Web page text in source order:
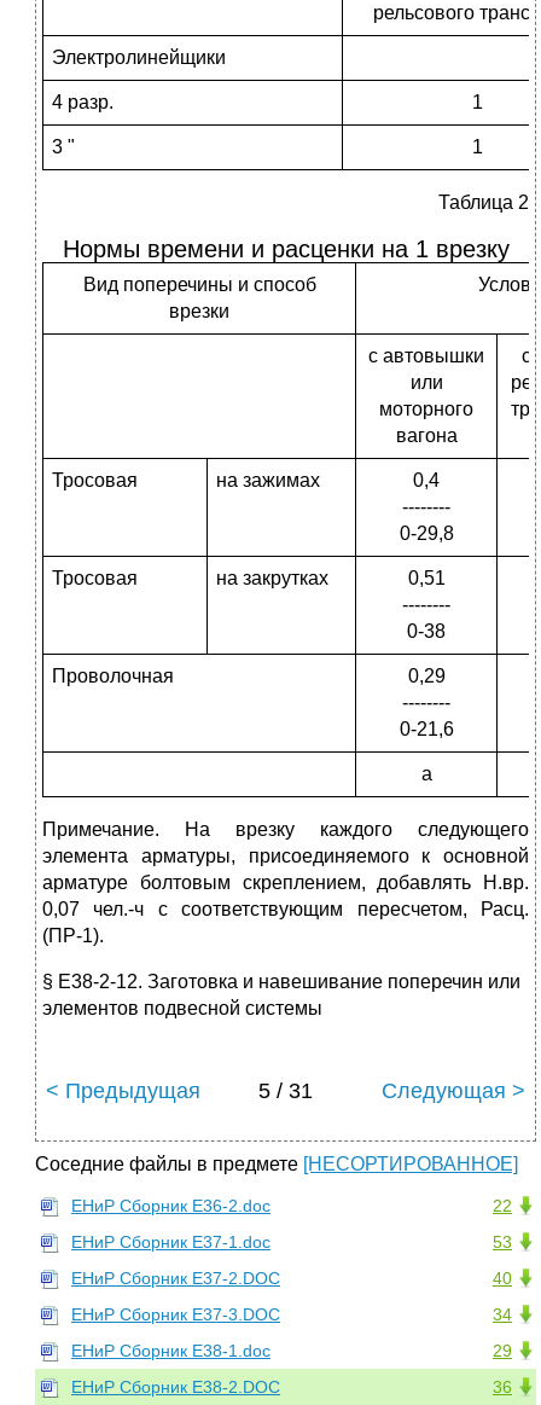
рельсового
Электролинейщики
4 разр. 1
3 " 1
Таблица 2
Нормы времени и расценки на 1 врезку
Вид поперечины и способ
врезки
с автовышки
или
моторного
вагона
с
Тросовая на зажимах
0,4
--------
0-29,8
Тросовая на закрутках
0,51
--------
0-38
Проволочная
0,29
--------
0-21,6
а
Примечание. На врезку каждого следующего
элемента арматуры, присоединяемого к основной
арматуре болтовым скреплением, добавлять Н.вр.
0,07 чел.-ч с соответствующим пересчетом, Расц.
(ПР-1).
§ Е38-2-12. Заготовка и навешивание поперечин или
элементов подвесной системы
< Предыдущая 5 / 31 Следующая >
Соседние файлы в предмете [НЕСОРТИРОВАННОЕ]
22
ЕНиР Сборник Е36-2.doc
53
ЕНиР Сборник Е37-1.doc
40
ЕНиР Сборник Е37-2.DOC
34
ЕНиР Сборник Е37-3.DOC
29
ЕНиР Сборник Е38-1.doc
36
ЕНиР Сборник Е38-2.DOC